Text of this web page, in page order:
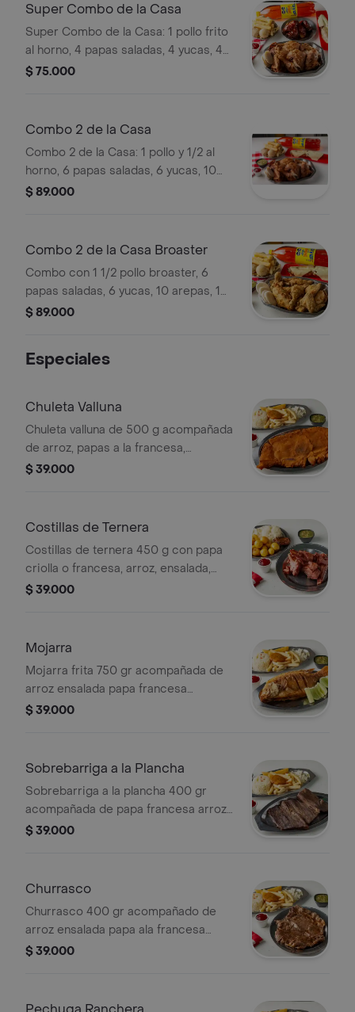
Super Combo de la Casa
Super Combo de la Casa: 1 pollo frito
al horno, 4 papas saladas, 4 yucas, 4
arepas, 1 plátano con queso y
$ 75.000
Combo 2 de la Casa
Combo 2 de la Casa: 1 pollo y 1/2 al
horno, 6 papas saladas, 6 yucas, 10
arepas, 1 plátano con queso y
$ 89.000
Combo 2 de la Casa Broaster
Combo con 1 1/2 pollo broaster, 6
papas saladas, 6 yucas, 10 arepas, 1
plátano con queso y bocadillo,
$ 89.000
Especiales
Chuleta Valluna
Chuleta valluna de 500 g acompañada
de arroz, papas a la francesa,
ensalada, croqueta de yuca y patacón.
$ 39.000
Costillas de Ternera
Costillas de ternera 450 g con papa
criolla o francesa, arroz, ensalada,
croqueta de yuca y patacón.
$ 39.000
Mojarra
Mojarra frita 750 gr acompañada de
arroz ensalada papa francesa
croqueta de yuca y patacón
$ 39.000
Sobrebarriga a la Plancha
Sobrebarriga a la plancha 400 gr
acompañada de papa francesa arroz
ensalada croqueta de yuca y patacón.
$ 39.000
Churrasco
Churrasco 400 gr acompañado de
arroz ensalada papa ala francesa
croqueta de yuca y patacón
$ 39.000